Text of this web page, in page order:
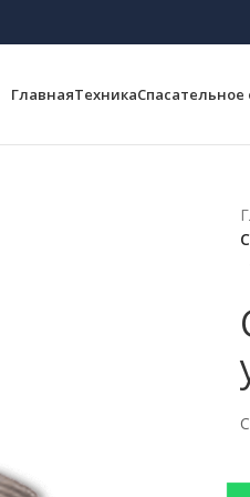
ГлавнаяТехникаСпасательное